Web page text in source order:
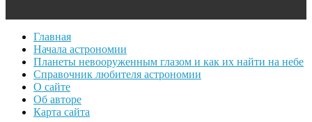
Главная
Начала астрономии
Планеты невооруженным глазом и как их найти на небе
Справочник любителя астрономии
О сайте
Об авторе
Карта сайта